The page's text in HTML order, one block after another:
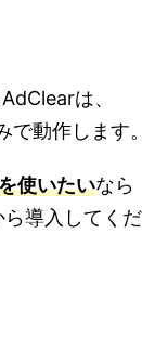
は、
動作します。
使いたいなら
ら導入してくだ